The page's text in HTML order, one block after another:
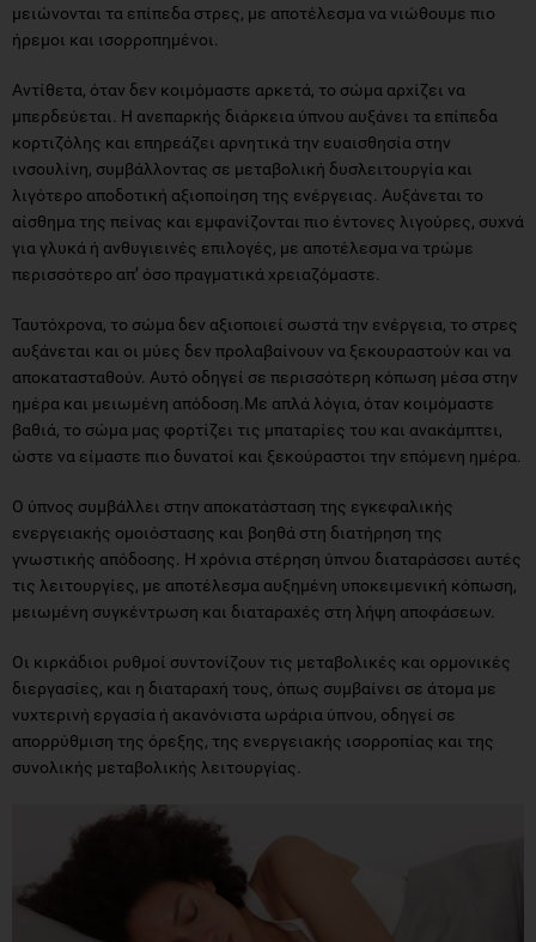
Αντίθετα, όταν δεν κοιμόμαστε αρκετά, το σώμα αρχίζει να
μπερδεύεται. H ανεπαρκής διάρκεια ύπνου αυξάνει τα επίπεδα
ινσουλίνη, συμβάλλοντας σε μεταβολική δυσλειτουργία και
λιγότερο αποδοτική αξιοποίηση της ενέργειας. Αυξάνεται το
αίσθημα της πείνας και εμφανίζονται πιο έντονες λιγούρες, συχνά
για γλυκά ή ανθυγιεινές επιλογές, με αποτέλεσμα να τρώμε
περισσότερο απ’ όσο πραγματικά χρειαζόμαστε.
Ταυτόχρονα, το σώμα δεν αξιοποιεί σωστά την ενέργεια, το στρες
αυξάνεται και οι μύες δεν προλαβαίνουν να ξεκουραστούν και να
ημέρα και μειωμένη απόδοση.Με απλά λόγια, όταν κοιμόμαστε
βαθιά, το σώμα μας φορτίζει τις μπαταρίες του και ανακάμπτει,
ώστε να είμαστε πιο δυνατοί και ξεκούραστοι την επόμενη ημέρα.
O ύπνος συμβάλλει στην αποκατάσταση της εγκεφαλικής
ενεργειακής ομοιόστασης και βοηθά στη διατήρηση της
τις λειτουργίες, με αποτέλεσμα αυξημένη υποκειμενική κόπωση,
μειωμένη συγκέντρωση και διαταραχές στη λήψη αποφάσεων.
Οι κιρκάδιοι ρυθμοί συντονίζουν τις μεταβολικές και ορμονικές
διεργασίες, και η διαταραχή τους, όπως συμβαίνει σε άτομα με
απορρύθμιση της όρεξης, της ενεργειακής ισορροπίας και της
συνολικής μεταβολικής λειτουργίας.